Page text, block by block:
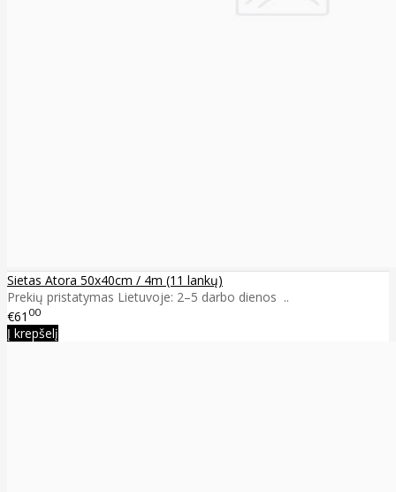
Sietas Atora 50x40cm / 4m (11 lankų)
Prekių pristatymas Lietuvoje: 2–5 darbo dienos ..
€61 00
Į krepšelį